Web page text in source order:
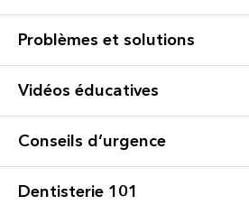
Problèmes et solutions
Vidéos éducatives
Conseils d’urgence
Dentisterie 101